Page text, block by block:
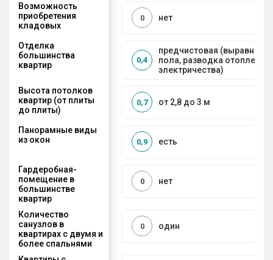
Возможность
приобретения
кладовых
нет
0
Отделка
большинства
квартир
предчистовая
пола, разводка отопления
электричества)
0,4
Высота потолков
квартир (от плиты
до плиты)
от 2,8 до 3 м
0,7
Панорамные виды
из окон
есть
0,9
Гардеробная-
помещение в
большинстве
квартир
нет
0
Количество
санузлов в
квартирах с двумя и
более спальнями
один
0